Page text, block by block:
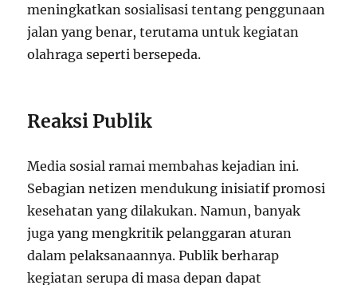
meningkatkan sosialisasi tentang penggunaan
jalan yang benar, terutama untuk kegiatan
olahraga seperti bersepeda.
Reaksi Publik
Media sosial ramai membahas kejadian ini.
Sebagian netizen mendukung inisiatif promosi
kesehatan yang dilakukan. Namun, banyak
juga yang mengkritik pelanggaran aturan
dalam pelaksanaannya. Publik berharap
kegiatan serupa di masa depan dapat